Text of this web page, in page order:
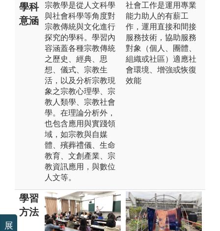
學科
意涵
宗教學是從人文科學
與社會科學等角度對
宗教傳統與文化進行
探究的學科。學習內
容涵蓋各種宗教傳統
之歷史、經典、思
想、儀式、宗教生
活，以及分析宗教現
象之宗教心理學、宗
教人類學、宗教社會
學。在理論分析外，
也包含應用與實踐領
域，如宗教與自媒
體、殯葬禮儀、生命
教育、文創產業、宗
教資訊應用，與數位
人文等。
社會工作是運用專業
能力助人的有薪工
作，運用直接和間接
服務技術，協助服務
對象（個人、團體、
組織或社區）適應社
會環境、增強或恢復
效能
學習
方法
展